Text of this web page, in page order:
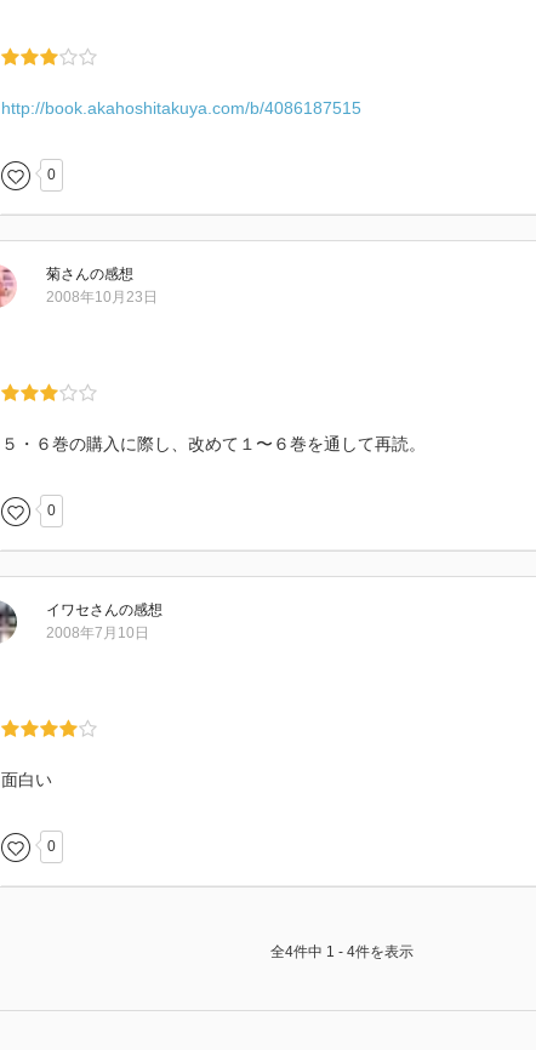
http://book.akahoshitakuya.com/b/4086187515
0
菊さんの感想
2008年10月23日
５・６巻の購入に際し、改めて１〜６巻を通して再読。
0
イワセさんの感想
2008年7月10日
面白い
0
全4件中 1 - 4件を表示